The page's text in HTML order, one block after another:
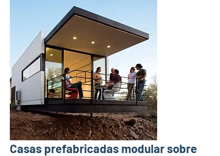
Casas prefabricadas modular sobre